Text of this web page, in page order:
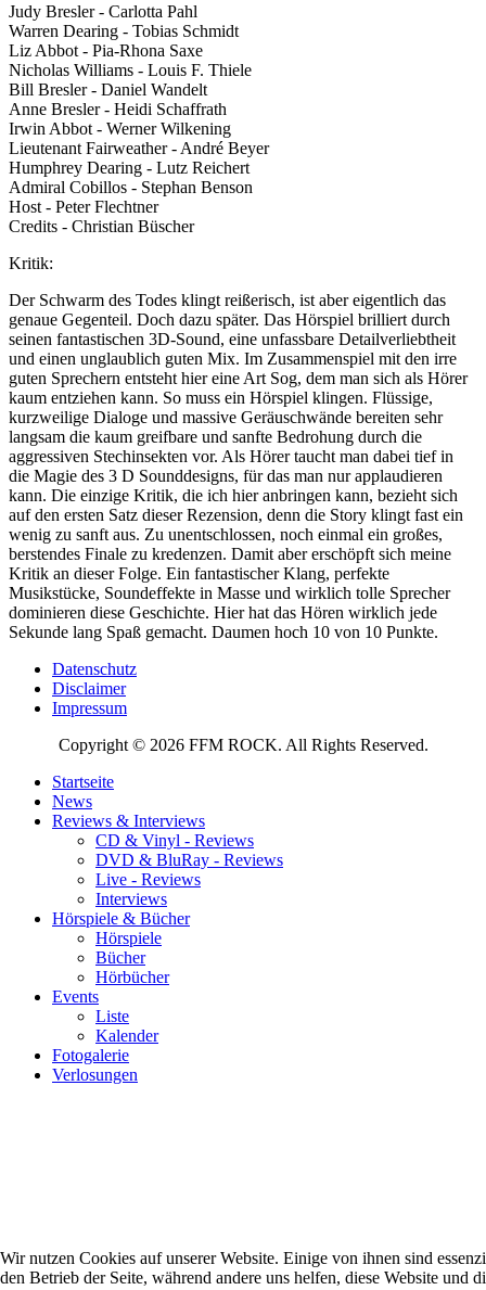
Judy Bresler - Carlotta Pahl
Warren Dearing - Tobias Schmidt
Liz Abbot - Pia-Rhona Saxe
Nicholas Williams - Louis F. Thiele
Bill Bresler - Daniel Wandelt
Anne Bresler - Heidi Schaffrath
Irwin Abbot - Werner Wilkening
Lieutenant Fairweather - André Beyer
Humphrey Dearing - Lutz Reichert
Admiral Cobillos - Stephan Benson
Host - Peter Flechtner
Credits - Christian Büscher
Kritik:
Der Schwarm des Todes klingt reißerisch, ist aber eigentlich das
genaue Gegenteil. Doch dazu später. Das Hörspiel brilliert durch
seinen fantastischen 3D-Sound, eine unfassbare Detailverliebtheit
und einen unglaublich guten Mix. Im Zusammenspiel mit den irre
guten Sprechern entsteht hier eine Art Sog, dem man sich als Hörer
kaum entziehen kann. So muss ein Hörspiel klingen. Flüssige,
kurzweilige Dialoge und massive Geräuschwände bereiten sehr
langsam die kaum greifbare und sanfte Bedrohung durch die
aggressiven Stechinsekten vor. Als Hörer taucht man dabei tief in
die Magie des 3 D Sounddesigns, für das man nur applaudieren
kann. Die einzige Kritik, die ich hier anbringen kann, bezieht sich
auf den ersten Satz dieser Rezension, denn die Story klingt fast ein
wenig zu sanft aus. Zu unentschlossen, noch einmal ein großes,
berstendes Finale zu kredenzen. Damit aber erschöpft sich meine
Kritik an dieser Folge. Ein fantastischer Klang, perfekte
Musikstücke, Soundeffekte in Masse und wirklich tolle Sprecher
dominieren diese Geschichte. Hier hat das Hören wirklich jede
Sekunde lang Spaß gemacht. Daumen hoch 10 von 10 Punkte.
Datenschutz
Disclaimer
Impressum
Copyright © 2026 FFM ROCK. All Rights Reserved.
Startseite
News
Reviews & Interviews
CD & Vinyl - Reviews
DVD & BluRay - Reviews
Live - Reviews
Interviews
Hörspiele & Bücher
Hörspiele
Bücher
Hörbücher
Events
Liste
Kalender
Fotogalerie
Verlosungen
Wir nutzen Cookies auf unserer Website. Einige von ihnen sind
den Betrieb der Seite, während andere uns helfen, diese Website und